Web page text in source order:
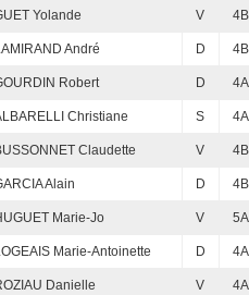
Yolande V 4B
André D 4B
Robert D 4A
Christiane S 4A
Claudette V 4B
Alain D 4B
Marie-Jo V 5A
Marie-Antoinette D 4A
Danielle V 4A